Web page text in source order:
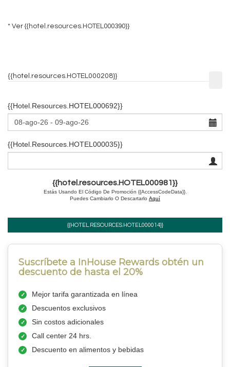
* Ver{{hotel.resources.HOTEL000390}}
{{hotel.resources.HOTEL000208}}
{{hotel.resources.HOTEL000692}}
{{hotel.resources.HOTEL000035}}
{{hotel.resources.HOTEL000981}}
Estás Usando El Código De Promoción {{AccessCodeData}}.
Puedes Cambiarlo O Descartarlo Aquí
{{HOTEL.RESOURCES.HOTEL000014}}
Suscríbete a InHouse Rewards obtén un
descuento de hasta el 20%
Mejor tarifa garantizada en línea
Descuentos exclusivos
Sin costos adicionales
Call center 24 hrs.
Descuento en alimentos y bebidas